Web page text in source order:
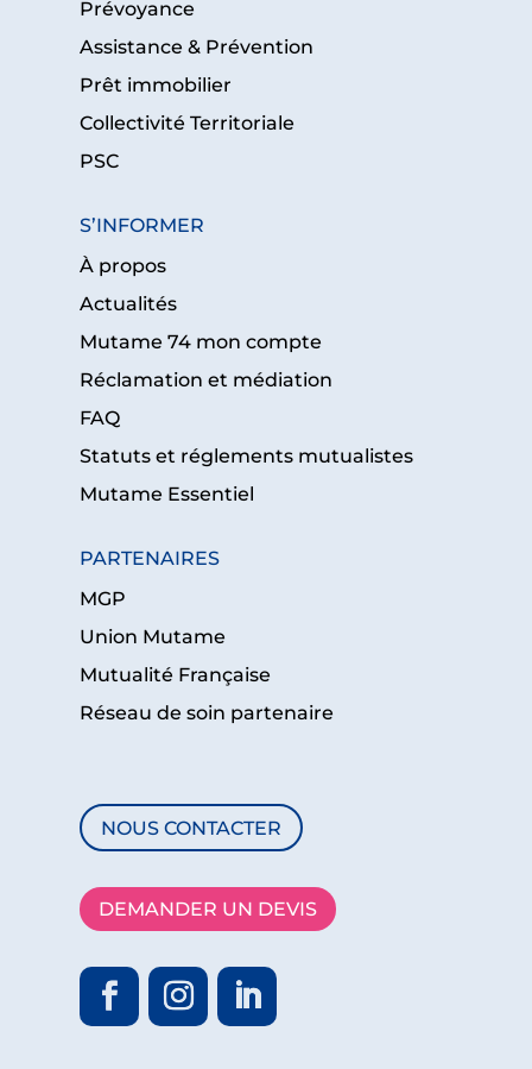
Prévoyance
Assistance & Prévention
Prêt immobilier
Collectivité Territoriale
PSC
S’INFORMER
À propos
Actualités
Mutame 74 mon compte
Réclamation et médiation
FAQ
Statuts et réglements mutualistes
Mutame Essentiel
PARTENAIRES
MGP
Union Mutame
Mutualité Française
Réseau de soin partenaire
NOUS CONTACTER
DEMANDER UN DEVIS